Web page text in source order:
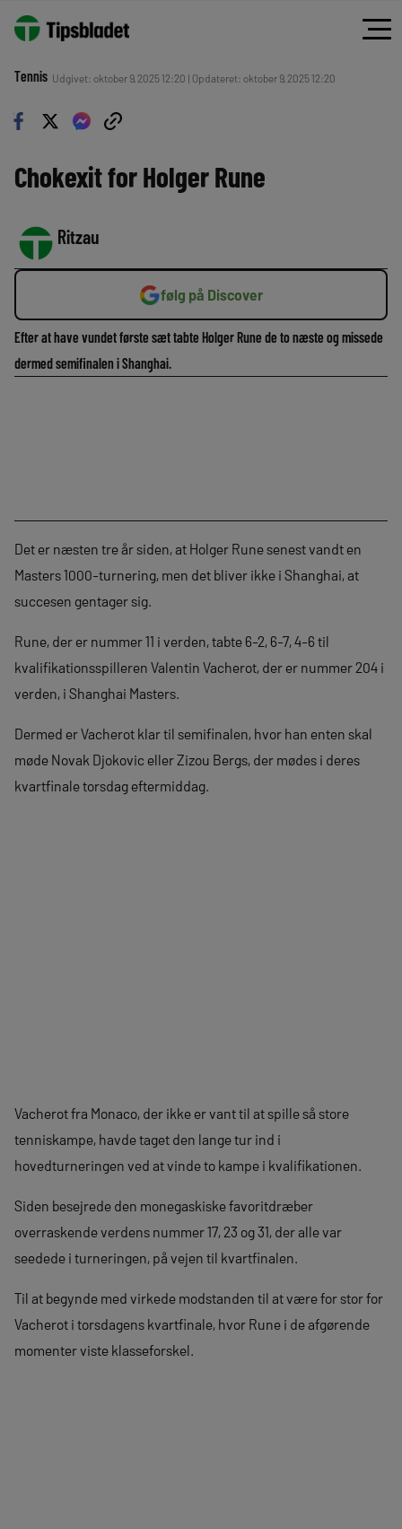
Tennis Udgivet: oktober 9, 2025 12:20 | Opdateret: oktober 9, 2025 12:20
Chokexit for Holger Rune
Ritzau
følg på Discover
Efter at have vundet første sæt tabte Holger Rune de to næste og missede
dermed semifinalen i Shanghai.
Det er næsten tre år siden, at Holger Rune senest vandt en
Masters 1000-turnering, men det bliver ikke i Shanghai, at
succesen gentager sig.
Rune, der er nummer 11 i verden, tabte 6-2, 6-7, 4-6 til
kvalifikationsspilleren Valentin Vacherot, der er nummer 204 i
verden, i Shanghai Masters.
Dermed er Vacherot klar til semifinalen, hvor han enten skal
møde Novak Djokovic eller Zizou Bergs, der mødes i deres
kvartfinale torsdag eftermiddag.
Vacherot fra Monaco, der ikke er vant til at spille så store
tenniskampe, havde taget den lange tur ind i
hovedturneringen ved at vinde to kampe i kvalifikationen.
Siden besejrede den monegaskiske favoritdræber
overraskende verdens nummer 17, 23 og 31, der alle var
seedede i turneringen, på vejen til kvartfinalen.
Til at begynde med virkede modstanden til at være for stor for
Vacherot i torsdagens kvartfinale, hvor Rune i de afgørende
momenter viste klasseforskel.